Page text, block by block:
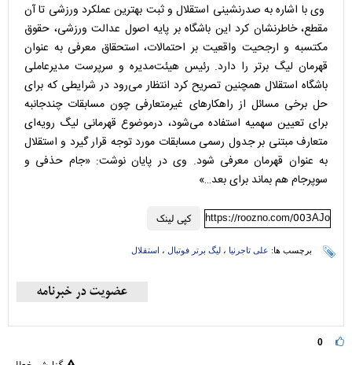
وی با اشاره به صدرنشینی استقلال و ثبت بهترین عملکرد ورزشی تا آن
مقطع، خاطرنشان کرد این باشگاه بر پایه اصول عدالت ورزشی، حقوق
مکتسبه و ارجحیت واقعیت بر احتمالات، استحقاق معرفی به عنوان
قهرمان لیگ برتر را دارد. رئیس هیئت‌مدیره و سرپرست مدیرعاملی
باشگاه استقلال همچنین تصریح کرد انتظار می‌رود در شرایطی که برای
حل برخی مسائل از راهکارهای غیرمتعارفی چون مسابقات چندجانبه
برای تعیین سهمیه استفاده می‌شود، درموضوع قهرمانی لیگ رویه‌ای
متعارف مبتنی بر جدول رسمی مسابقات مورد توجه قرار گیرد و استقلال
به عنوان قهرمان معرفی شود. وی در پایان نوشت: «جام حذفی و
سوپرجام هم بماند برای بعد…»
کپی لینک https://roozno.com/003AJo
برچسب ها: علی تاجرنیا ، لیگ برتر فوتبال ، استقلال
0